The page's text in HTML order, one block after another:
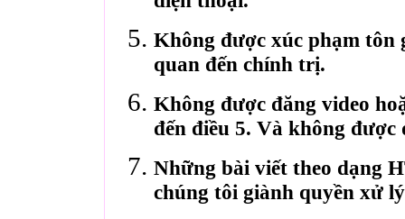
Không được xúc phạm tôn
quan đến chính trị.
Không được đăng video
đến điều 5. Và không
Những bài viết theo dạng
chúng tôi giành quyền xử